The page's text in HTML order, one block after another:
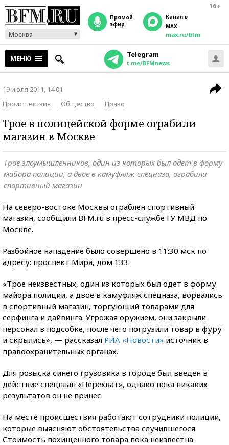
16+
Москва
прямой
эфир
Канал в
MAX
max.ru/bfm
МЕНЮ Telegram
t.me/BFMnews
19 июля 2011, 14:01
Происшествия
Общество Право
Трое в полицейской форме ограбили
магазин в Москве
Трое злоумышленников, один из которых был одет в форму
майора полиции, а двое в камуфляж спецназа, ограбили
спортивный магазин
На северо-востоке Москвы ограблен спортивный
магазин, сообщили BFM.ru в пресс-службе ГУ МВД по
Москве.
Разбойное нападение было совершено в 11:30 мск по
адресу: проспект Мира, дом 133.
«Трое неизвестных, один из которых был одет в форму
майора полиции, а двое в камуфляж спецназа, ворвались
в спортивный магазин, торгующий товарами для
серфинга и дайвинга. Угрожая оружием, они закрыли
персонал в подсобке, после чего погрузили товар в фуру
и скрылись», — рассказал РИА «Новости» источник в
правоохранительных органах.
Для розыска синего грузовика в городе был введен в
действие спецплан «Перехват», однако пока никаких
результатов он не принес.
На месте происшествия работают сотрудники полиции,
которые выясняют обстоятельства случившегося.
Стоимость похищенного товара пока неизвестна.